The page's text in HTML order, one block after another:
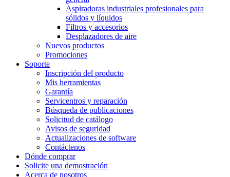
Aspiradoras industriales profesionales para
sólidos y líquidos
Filtros y accesorios
Desplazadores de aire
Nuevos productos
Promociones
Soporte
Inscripción del producto
Mis herramientas
Garantía
Servicentros y reparación
Búsqueda de publicaciones
Solicitud de catálogo
Avisos de seguridad
Actualizaciones de software
Contáctenos
Dónde comprar
Solicite una demostración
Acerca de nosotros